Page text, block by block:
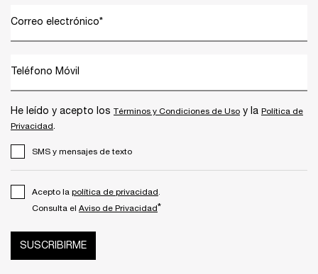
Correo electrónico*
Teléfono Móvil
He leído y acepto los Términos y Condiciones de Uso y la Política de
Privacidad.
SMS y mensajes de texto
Acepto la política de privacidad.
Consulta el Aviso de Privacidad*
SUSCRIBIRME